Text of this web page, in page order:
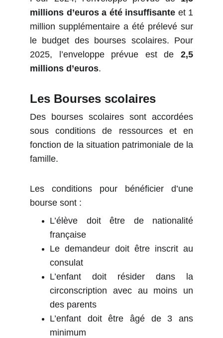
millions d’euros a été insuffisante et 1
million supplémentaire a été prélevé sur
le budget des bourses scolaires. Pour
2025, l’enveloppe prévue est de 2,5
millions d’euros.
Les Bourses scolaires
Des bourses scolaires sont accordées
sous conditions de ressources et en
fonction de la situation patrimoniale de la
famille.
Les conditions pour bénéficier d’une
bourse sont :
L’élève doit être de nationalité
française
Le demandeur doit être inscrit au
consulat
L’enfant doit résider dans la
circonscription avec au moins un
des parents
L’enfant doit être âgé de 3 ans
minimum